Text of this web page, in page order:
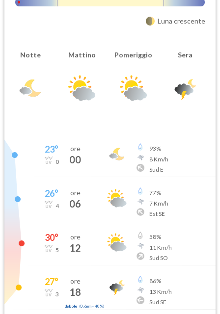
Luna crescente
Notte Mattino Pomeriggio Sera
23°
0
ore
00
93%
8Km/h
Sud E
26°
4
ore
06
77%
7Km/h
Est SE
30°
5
ore
12
58%
11 Km/h
Sud SO
27°
3
ore
18
debole (0.6mm- 40 %)
86%
13 Km/h
Sud SE